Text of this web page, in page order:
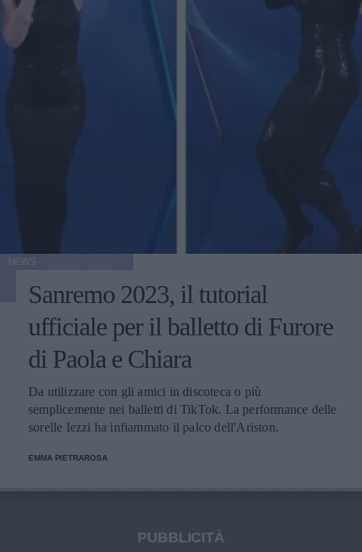
Sanremo 2023, il tutorial
ufficiale per il balletto di Furore
di Paola e Chiara
Da utilizzare con gli amici in discoteca o più
semplicemente nei balletti di TikTok. La performance delle
sorelle Iezzi ha infiammato il palco dell'Ariston.
EMMA PIETRAROSA
PUBBLICITÀ